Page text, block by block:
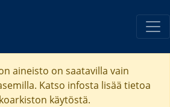
aineisto on saatavilla vain
Katso infosta lisää tietoa
käytöstä.